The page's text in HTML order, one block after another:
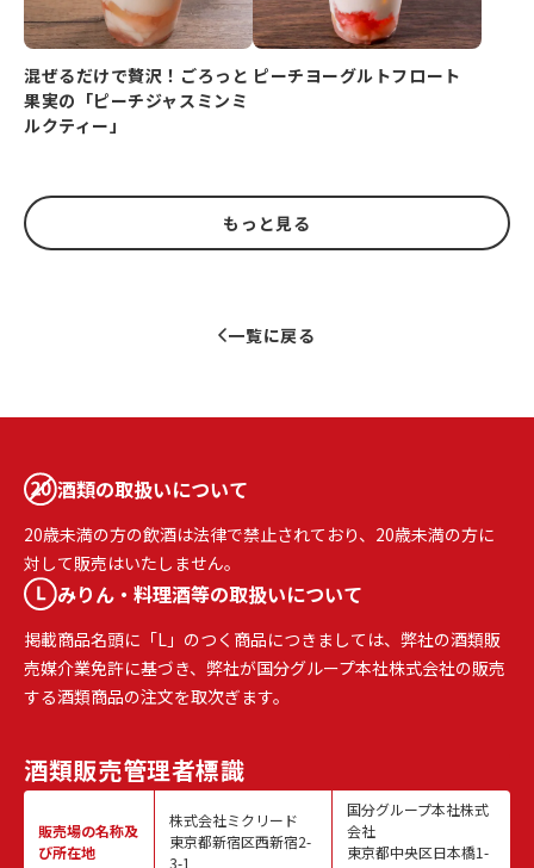
混ぜるだけで贅沢！ごろっと
果実の「ピーチジャスミンミ
ルクティー」
ピーチヨーグルトフロート
もっと見る
一覧に戻る
酒類の取扱いについて
20歳未満の方の飲酒は法律で禁止されており、20歳未満の方に
対して販売はいたしません。
みりん・料理酒等の取扱いについて
掲載商品名頭に「L」のつく商品につきましては、弊社の酒類販
売媒介業免許に基づき、弊社が国分グループ本社株式会社の販売
する酒類商品の注文を取次ぎます。
酒類販売管理者標識
販売場の名称及
び所在地
株式会社ミクリード
東京都新宿区西新宿2-
3-1
国分グループ本社株式
会社
東京都中央区日本橋1-